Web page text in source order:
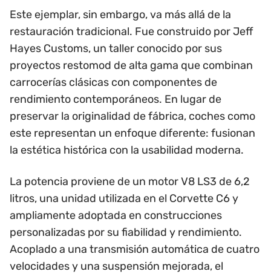
Este ejemplar, sin embargo, va más allá de la
restauración tradicional. Fue construido por Jeff
Hayes Customs, un taller conocido por sus
proyectos restomod de alta gama que combinan
carrocerías clásicas con componentes de
rendimiento contemporáneos. En lugar de
preservar la originalidad de fábrica, coches como
este representan un enfoque diferente: fusionan
la estética histórica con la usabilidad moderna.
La potencia proviene de un motor V8 LS3 de 6,2
litros, una unidad utilizada en el Corvette C6 y
ampliamente adoptada en construcciones
personalizadas por su fiabilidad y rendimiento.
Acoplado a una transmisión automática de cuatro
velocidades y una suspensión mejorada, el